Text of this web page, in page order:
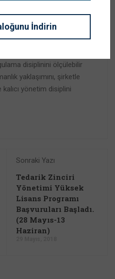
uzmanlığıyla şirketlere
kurumsal gelişim
Stratejik yönetim
disiplinini ölçülebilir
yaklaşımını, şirketle
yönetim disiplini
Sonraki Yazı
Tedarik Zinciri
Yönetimi Yüksek
Lisans Programı
Başvuruları Başladı.
(28 Mayıs-13
Haziran)
İndirin